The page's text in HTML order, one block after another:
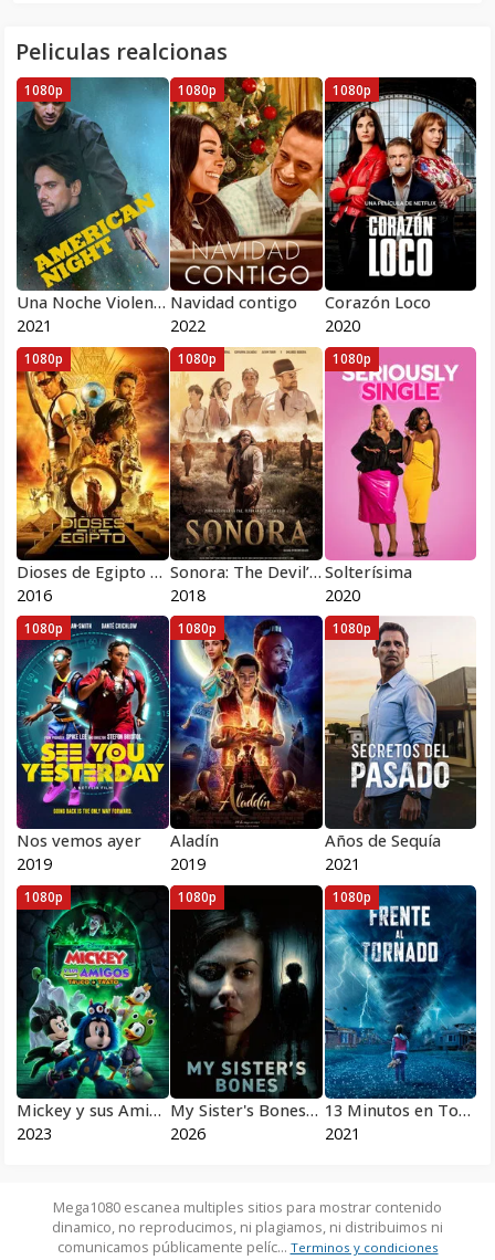
Peliculas realcionas
Una Noche Violenta en New York
2021
1080p
Navidad contigo
2022
1080p
Corazón Loco
2020
1080p
Dioses de Egipto Pelicula Completa HD 1080 [MEGA] [LATINO]
2016
1080p
Sonora: The Devil’s Highway
2018
1080p
Solterísima
2020
1080p
Nos vemos ayer
2019
1080p
Aladín
2019
1080p
Años de Sequía
2021
1080p
Mickey y sus Amigos: Dulce o Truco
2023
1080p
My Sister's Bones 2026
2026
1080p
13 Minutos en Tormenta
2021
1080p
Mega1080 escanea multiples sitios para mostrar contenido
dinamico, no reproducimos, ni plagiamos, ni distribuimos ni
comunicamos públicamente pelíc... Terminos y condiciones